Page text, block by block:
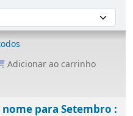
Adicionar ao carrinho
nome para Setembro :